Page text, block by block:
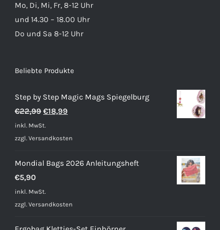
Mo, Di, Mi, Fr, 8-12 Uhr
und 14.30 – 18.00 Uhr
Do und Sa 8-12 Uhr
Beliebte Produkte
Step by Step Magic Mags Spiegelburg
€22,99 Ursprünglicher
Preis
war:
€18,99
ist:
inkl. MwSt.
zzgl. Versandkosten
Mondial Bags 2026 Anleitungsheft
€5,90
inkl. MwSt.
zzgl. Versandkosten